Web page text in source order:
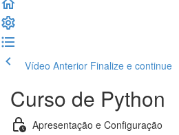
Vídeo Anterior Finalize e continue
Curso de Python
Apresentação e Configuração